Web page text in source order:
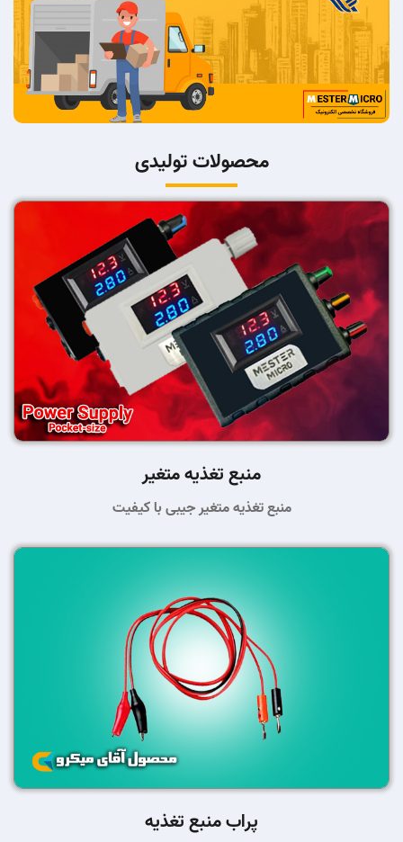
محصولات تولیدی
منبع تغذیه متغیر
منبع تغذیه متغیر جیبی با کیفیت
پراب منبع تغذیه